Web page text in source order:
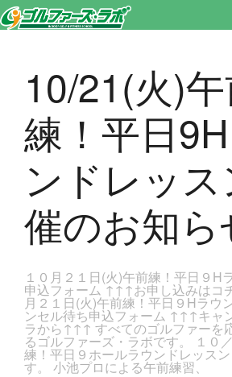
ページです。新宿区、若松河田で気軽にゴルフレッスン！
10/21(火)
練！平日
ンドレッ
催のお知ら
１０月２１日(火)午前練！平日９H
申込フォーム ↑↑↑お申し込みはコ
月２１日(火)午前練！平日９Hラウ
ンセル待ち申込フォーム ↑↑↑キャ
ラから↑↑↑ すべてのゴルファーを
るゴルファーズ・ラボです。 １０
練！平日９ホールラウンドレッス
す。 小池プロによる午前練習、